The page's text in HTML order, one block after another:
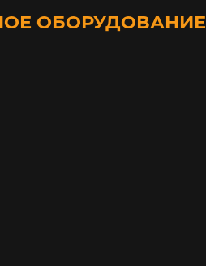
ОБОРУДОВАНИЕ